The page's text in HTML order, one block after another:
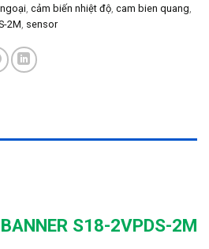
cảm biến nhiệt độ cam bien quang
2M sensor
BANNER S18-2VPDS-2M